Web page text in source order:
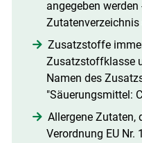
angegeben
Zutatenverzeichnis
Zusatzstoffe
Zusatzstoffklasse
Namen des
"Säuerungsmittel:
Allergene Zutaten,
Verordnung EU